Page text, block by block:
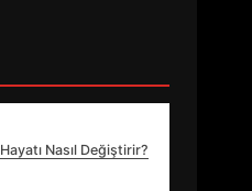
Nasıl Değiştirir?